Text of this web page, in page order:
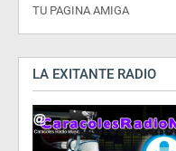
TU PAGINA AMIGA
LA EXITANTE RADIO